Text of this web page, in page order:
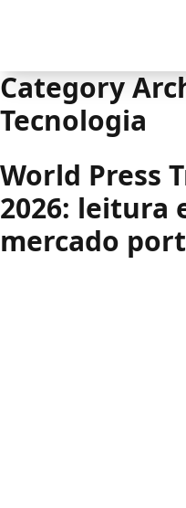
Category
Tecnologia
World Press
2026: leitura
mercado